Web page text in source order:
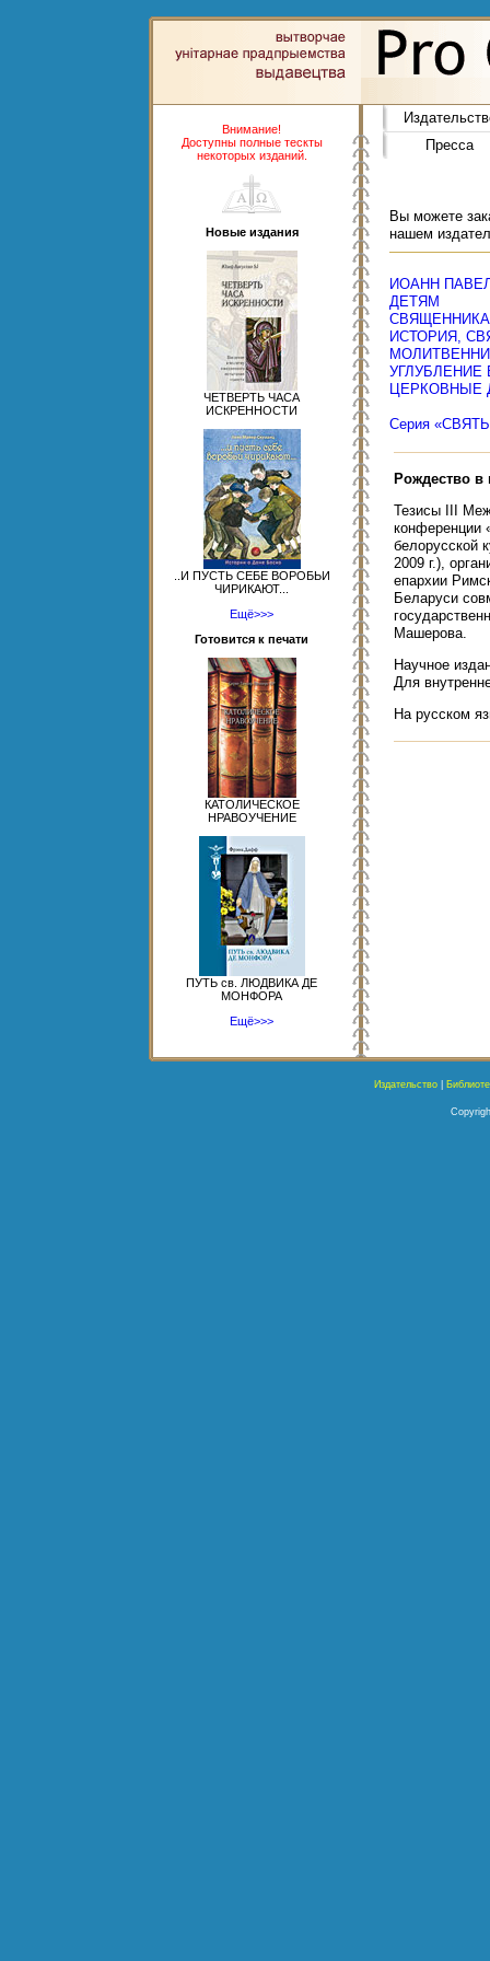
Внимание!
Доступны полные тескты
некоторых изданий.
Новые издания
ЧЕТВЕРТЬ ЧАСА
ИСКРЕННОСТИ
..И ПУСТЬ СЕБЕ ВОРОБЬИ
ЧИРИКАЮТ...
Ещё>>>
Готовится к печати
КАТОЛИЧЕСКОЕ
НРАВОУЧЕНИЕ
ПУТЬ св. ЛЮДВИКА ДЕ
МОНФОРА
Ещё>>>
Пресса
Вы можете
нашем
ИОАНН ПАВЕЛ
ДЕТЯМ
ИСТОРИЯ,
УГЛУБЛЕНИЕ
ЦЕРКОВНЫЕ
Серия
Рождество в
Тезисы III
конференции
белорусской
2009 г.),
епархии
Беларуси
Машерова.
Научное
Для
На русском
Издательство|